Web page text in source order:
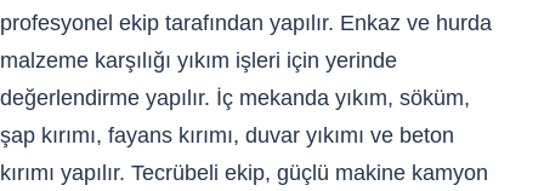
profesyonel ekip tarafından yapılır. Enkaz ve hurda
malzeme karşılığı yıkım işleri için yerinde
değerlendirme yapılır. İç mekanda yıkım, söküm,
şap kırımı, fayans kırımı, duvar yıkımı ve beton
kırımı yapılır. Tecrübeli ekip, güçlü makine kamyon